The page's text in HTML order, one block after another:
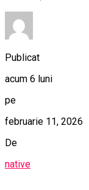
Publicat
acum 6 luni
pe
februarie 11, 2026
De
native